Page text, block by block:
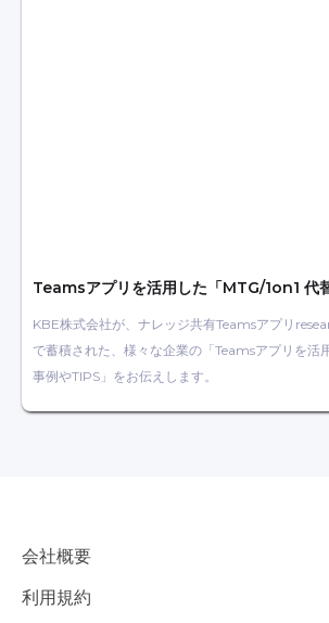
Teamsアプリを活用した「MTG/1on1 代
KBE株式会社が、ナレッジ共有Teamsアプリ
で蓄積された、様々な企業の「Teamsアプリを活
事例やTIPS」をお伝えします。
会社概要
利用規約